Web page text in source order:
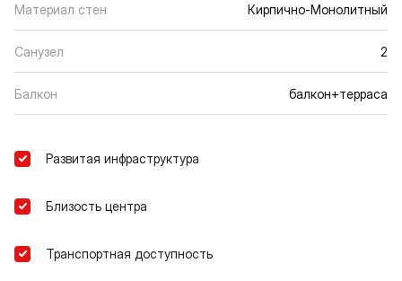
Материал стен Кирпично-Монолитный
Санузел 2
Балкон балкон+терраса
Развитая инфраструктура
Близость центра
Транспортная доступность